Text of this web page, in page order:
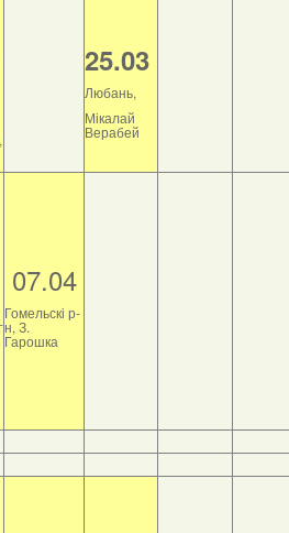
25.03
Любань,
Мікалай
Верабей
07.04
Гомельскі р-
н, З.
Гарошка